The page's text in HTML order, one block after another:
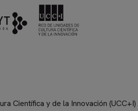
Científica y de la Innovación (UCC+I)